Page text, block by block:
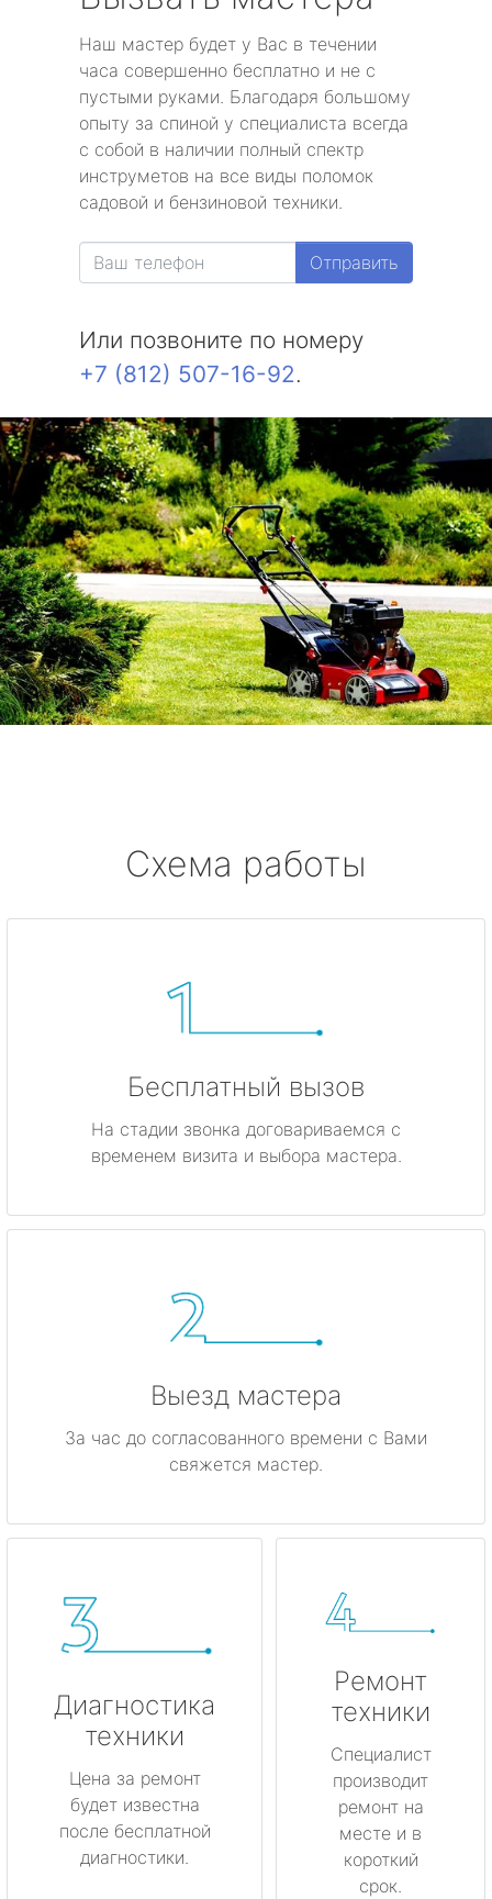
Наш мастер будет у Вас в течении
часа совершенно бесплатно и не с
пустыми руками. Благодаря большому
опыту за спиной у специалиста всегда
с собой в наличии полный спектр
инструметов на все виды поломок
садовой и бензиновой техники.
Отправить
Или позвоните по номеру
+7 (812) 507-16-92.
Схема работы
Бесплатный вызов
На стадии звонка договариваемся с
временем визита и выбора мастера.
Выезд мастера
За час до согласованного времени с Вами
свяжется мастер.
Диагностика
техники
Цена за ремонт
будет известна
после бесплатной
диагностики.
Ремонт
техники
Специалист
производит
ремонт на
месте и в
короткий
срок.